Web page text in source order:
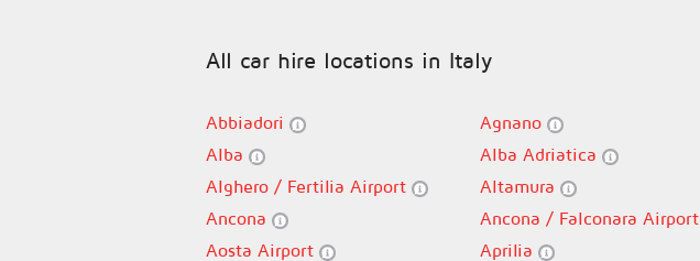
All car hire locations in Italy
Abbiadori Agnano
Alba
Alba Adriatica
Alghero / Fertilia Airport
Altamura
Ancona
Ancona / Falconara Airport
Aosta Airport
Aprilia